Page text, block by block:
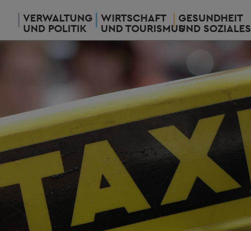
VERWALTUNG
UND POLITIK
WIRTSCHAFT
UND TOURISMUS
GESUNDHEIT
UND SOZIALES